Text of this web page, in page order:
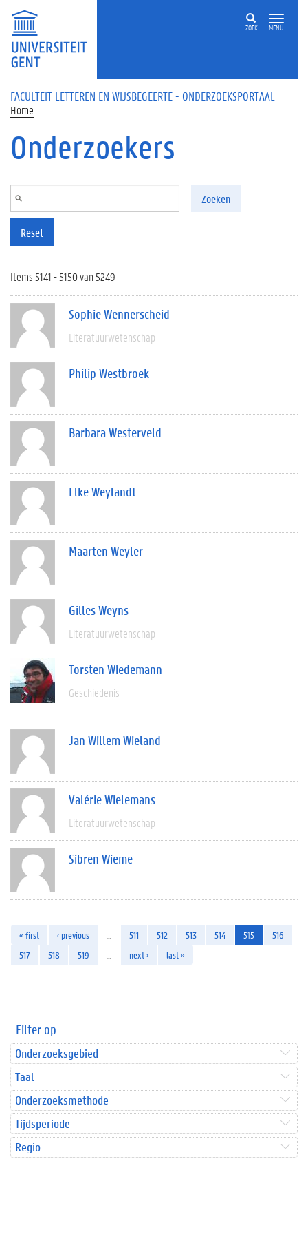
Overslaan en naar de inhoud gaan
ZOEK MENU
FACULTEIT LETTEREN EN WIJSBEGEERTE - ONDERZOEKSPORTAAL
Home
Onderzoekers
Zoeken
Reset
Items 5141 - 5150 van 5249
Sophie Wennerscheid
Literatuurwetenschap
Philip Westbroek
Barbara Westerveld
Elke Weylandt
Maarten Weyler
Gilles Weyns
Literatuurwetenschap
Torsten Wiedemann
Geschiedenis
Jan Willem Wieland
Valérie Wielemans
Literatuurwetenschap
Sibren Wieme
« first ‹ previous 511 512 513 514 515
516
517
518 519 next › last »
Filter op
Onderzoeksgebied
Taal
Onderzoeksmethode
Tijdsperiode
Regio